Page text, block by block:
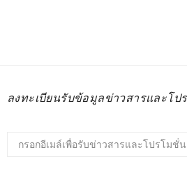
ลงทะเบียนรับข้อมูลข่าวสารและโ